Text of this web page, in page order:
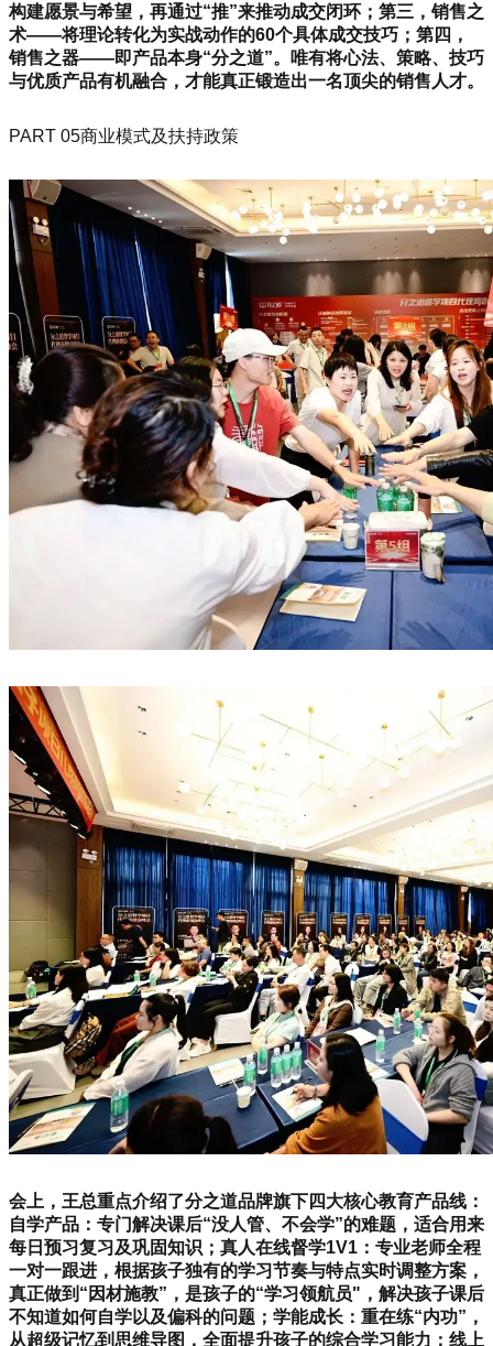
构建愿景与希望，再通过“推”来推动成交闭环；第三，销售之
术——将理论转化为实战动作的60个具体成交技巧；第四，
销售之器——即产品本身“分之道”。唯有将心法、策略、技巧
与优质产品有机融合，才能真正锻造出一名顶尖的销售人才。
PART 05商业模式及扶持政策
会上，王总重点介绍了分之道品牌旗下四大核心教育产品线：
自学产品：专门解决课后“没人管、不会学”的难题，适合用来
每日预习复习及巩固知识；真人在线督学1V1：专业老师全程
一对一跟进，根据孩子独有的学习节奏与特点实时调整方案，
真正做到“因材施教”，是孩子的“学习领航员"，解决孩子课后
不知道如何自学以及偏科的问题；学能成长：重在练“内功”，
从超级记忆到思维导图，全面提升孩子的综合学习能力；线上